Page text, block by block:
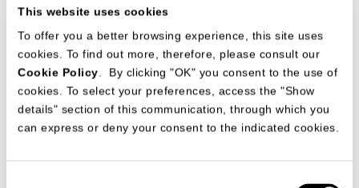
This website uses cookies
To offer you a better browsing experience, this site uses
cookies. To find out more, therefore, please consult our
Cookie Policy . By clicking "OK" you consent to the use of
cookies. To select your preferences, access the "Show
details" section of this communication, through which you
can express or deny your consent to the indicated cookies.
CONTINUA